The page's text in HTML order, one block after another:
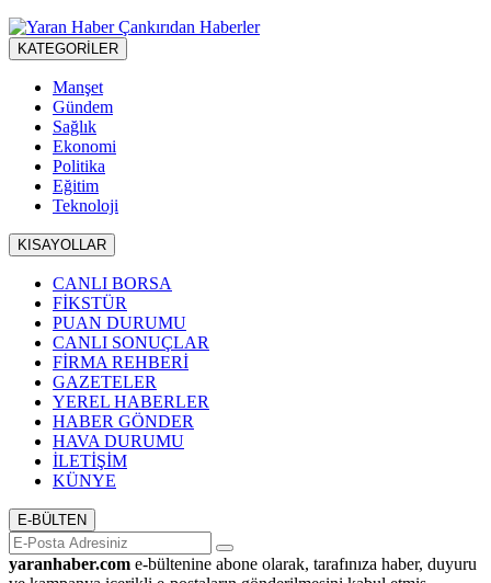
KATEGORİLER
Manşet
Gündem
Sağlık
Ekonomi
Politika
Eğitim
Teknoloji
KISAYOLLAR
CANLI BORSA
FİKSTÜR
PUAN DURUMU
CANLI SONUÇLAR
FİRMA REHBERİ
GAZETELER
YEREL HABERLER
HABER GÖNDER
HAVA DURUMU
İLETİŞİM
KÜNYE
E-BÜLTEN
yaranhaber.com e-bültenine abone olarak, tarafınıza haber, duyuru